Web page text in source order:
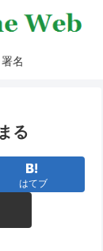
署名
る
はてブ